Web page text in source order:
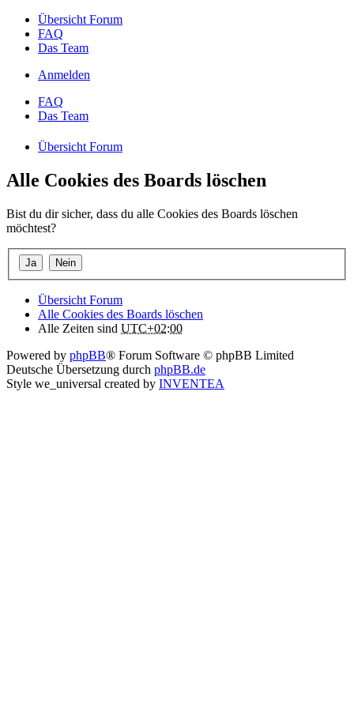
Übersicht Forum
FAQ
Das Team
Anmelden
FAQ
Das Team
Übersicht Forum
Alle Cookies des Boards löschen
Bist du dir sicher, dass du alle Cookies des Boards löschen
möchtest?
Übersicht Forum
Alle Cookies des Boards löschen
Alle Zeiten sind UTC+02:00
Powered by phpBB® Forum Software © phpBB Limited
Deutsche Übersetzung durch phpBB.de
Style we_universal created by INVENTEA